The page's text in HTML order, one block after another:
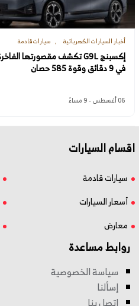
أخبار السيارات الكهربائية سيارات قادمة
في 9 دقائق وقوة 585 حصان
06 أغسطس - 9 مساءً
اقسام السيارات
سيارات قادمة
أسعار السيارات
معارض
روابط مساعدة
سياسة الخصوصية
إسألنا
اتصل بنا